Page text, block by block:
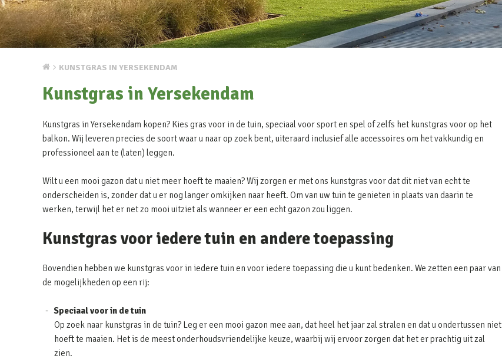
KUNSTGRAS IN YERSEKENDAM
Kunstgras in Yersekendam
Kunstgras in Yersekendam kopen? Kies gras voor in de tuin, speciaal voor sport en spel of zelfs het kunstgras voor op het
balkon. Wij leveren precies de soort waar u naar op zoek bent, uiteraard inclusief alle accessoires om het vakkundig en
professioneel aan te (laten) leggen.
Wilt u een mooi gazon dat u niet meer hoeft te maaien? Wij zorgen er met ons kunstgras voor dat dit niet van echt te
onderscheiden is, zonder dat u er nog langer omkijken naar heeft. Om van uw tuin te genieten in plaats van daarin te
werken, terwijl het er net zo mooi uitziet als wanneer er een echt gazon zou liggen.
Kunstgras voor iedere tuin en andere toepassing
Bovendien hebben we kunstgras voor in iedere tuin en voor iedere toepassing die u kunt bedenken. We zetten een paar van
de mogelijkheden op een rij:
Speciaal voor in de tuin
Op zoek naar kunstgras in de tuin? Leg er een mooi gazon mee aan, dat heel het jaar zal stralen en dat u ondertussen niet
hoeft te maaien. Het is de meest onderhoudsvriendelijke keuze, waarbij wij ervoor zorgen dat het er prachtig uit zal
zien.